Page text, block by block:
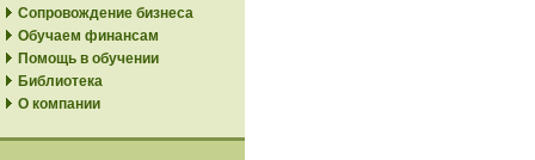
Сопровождение бизнеса
Обучаем финансам
Помощь в обучении
Библиотека
О компании